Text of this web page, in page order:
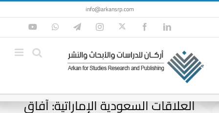
Skip
to
content
info@arkansrp.com
LinkedIn
Facebook
Twitter
Instagram
Telegram
WhatsApp
YouTube
العلاقات السعودية الإماراتية: آفاق